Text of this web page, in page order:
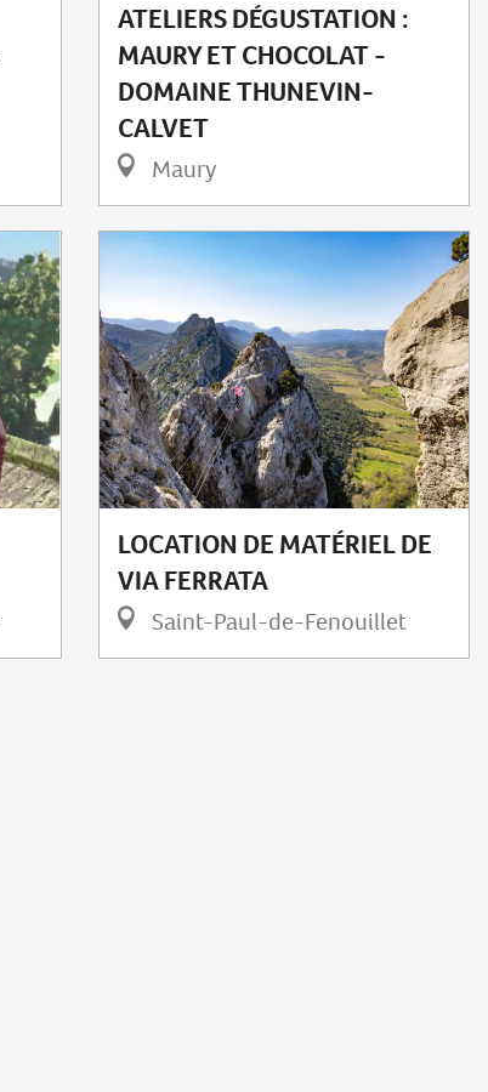
ATELIERS DÉGUSTATION :
MAURY ET CHOCOLAT -
DOMAINE THUNEVIN-
CALVET
Maury
LOCATION DE MATÉRIEL DE
VIA FERRATA
Saint-Paul-de-Fenouillet